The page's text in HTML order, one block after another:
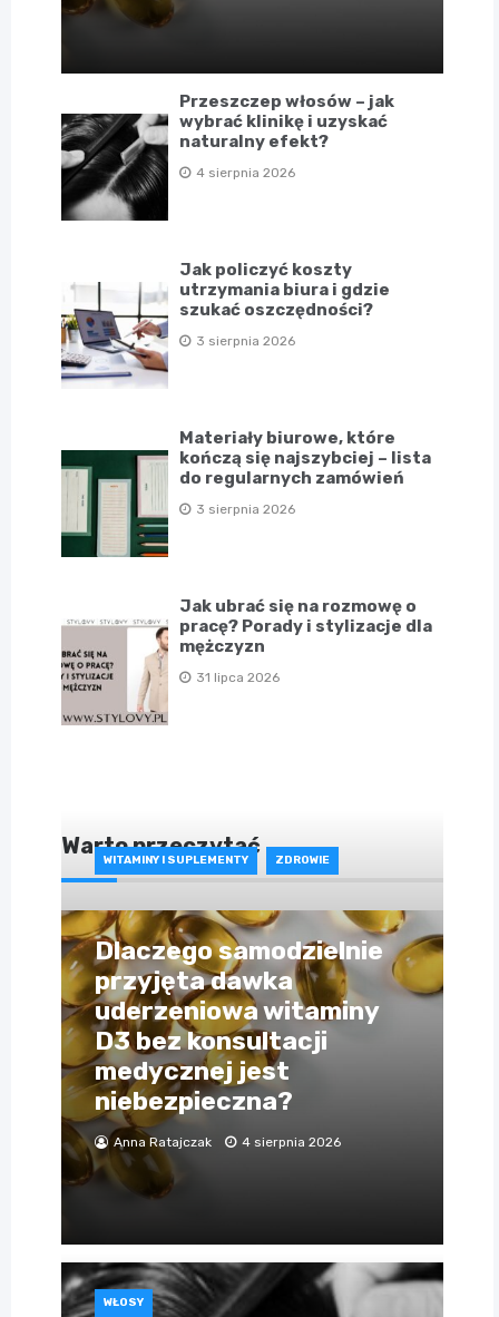
Przeszczep włosów – jak
wybrać klinikę i uzyskać
naturalny efekt?
4 sierpnia 2026
Jak policzyć koszty
utrzymania biura i gdzie
szukać oszczędności?
3 sierpnia 2026
Materiały biurowe, które
kończą się najszybciej – lista
do regularnych zamówień
3 sierpnia 2026
Jak ubrać się na rozmowę o
pracę? Porady i stylizacje dla
mężczyzn
31 lipca 2026
Warto przeczytać
WITAMINY I SUPLEMENTY ZDROWIE
Dlaczego samodzielnie
przyjęta dawka
uderzeniowa witaminy
D3 bez konsultacji
medycznej jest
niebezpieczna?
Anna Ratajczak 4 sierpnia 2026
WŁOSY